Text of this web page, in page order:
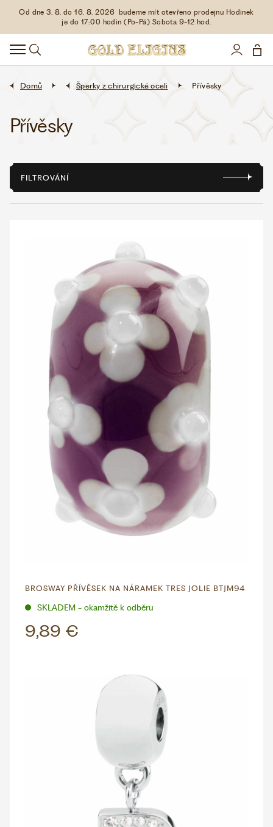
Od dne 3. 8. do 16. 8. 2026 budeme mít otevřeno prodejnu Hodinek
je do 17:00 hodin (Po-Pá) Sobota 9-12 hod.
HODINKY
DOPLŇKY
ŠPERKY
AKCE
WHATSAPP
VOLEJTE 9:00–18:00 +420 775 138 346
EUR
Domů Šperky z chirurgické oceli Přívěsky
Přívěsky
FILTROVÁNÍ
BROSWAY PŘÍVĚSEK NA NÁRAMEK TRES JOLIE BTJM94
SKLADEM - okamžitě k odběru
9,89 €